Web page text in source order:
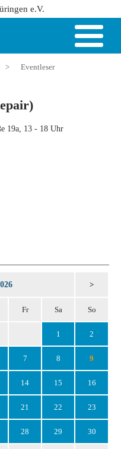
e.V.
> Eventleser
19a, 13 - 18 Uhr
>
Fr Sa So
1 2
7 8 9
14 15 16
21 22 23
28 29 30